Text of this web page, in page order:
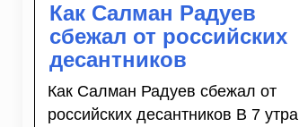
Как Салман Радуев
сбежал от российских
десантников
Как Салман Радуев сбежал от
российских десантников В 7 утра